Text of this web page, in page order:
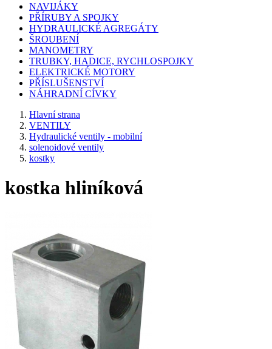
NAVIJÁKY
PŘÍRUBY A SPOJKY
HYDRAULICKÉ AGREGÁTY
ŠROUBENÍ
MANOMETRY
TRUBKY, HADICE, RYCHLOSPOJKY
ELEKTRICKÉ MOTORY
PŘÍSLUŠENSTVÍ
NÁHRADNÍ CÍVKY
Hlavní strana
VENTILY
Hydraulické ventily - mobilní
solenoidové ventily
kostky
kostka hliníková